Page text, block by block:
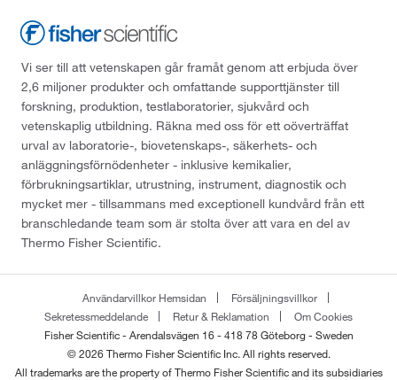
Vi ser till att vetenskapen går framåt genom att erbjuda över
2,6 miljoner produkter och omfattande supporttjänster till
forskning, produktion, testlaboratorier, sjukvård och
vetenskaplig utbildning. Räkna med oss för ett oöverträffat
urval av laboratorie-, biovetenskaps-, säkerhets- och
anläggningsförnödenheter - inklusive kemikalier,
förbrukningsartiklar, utrustning, instrument, diagnostik och
mycket mer - tillsammans med exceptionell kundvård från ett
branschledande team som är stolta över att vara en del av
Thermo Fisher Scientific.
Användarvillkor Hemsidan
Försäljningsvillkor
Sekretessmeddelande
Retur & Reklamation
Om Cookies
Fisher Scientific - Arendalsvägen 16 - 418 78 Göteborg - Sweden
© 2026 Thermo Fisher Scientific Inc. All rights reserved.
All trademarks are the property of Thermo Fisher Scientific and its subsidiaries